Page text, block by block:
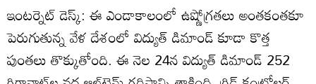
ఇంటర్నెట్ డెస్క్: ఈ ఎండాకాలంలో ఉష్ణోగ్రతలు అంతకంతకూ
పెరుగుతున్న వేళ దేశంలో విద్యుత్ డిమాండ్ కూడా కొత్త
పుంతలు తొక్కుతోంది. ఈ నెల 24న విద్యుత్ డిమాండ్ 252